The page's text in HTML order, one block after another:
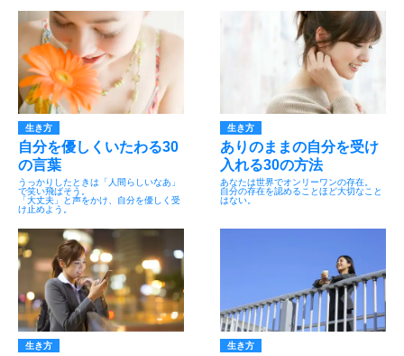
生き方
自分を優しくいたわる30
の言葉
うっかりしたときは「人間らしいなあ」
で笑い飛ばそう。
「大丈夫」と声をかけ、自分を優しく受
け止めよう。
生き方
ありのままの自分を受け
入れる30の方法
あなたは世界でオンリーワンの存在。
自分の存在を認めることほど大切なこと
はない。
生き方 生き方